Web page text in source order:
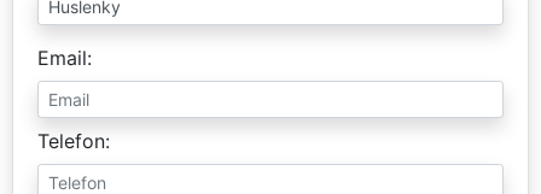
Email
Telefon